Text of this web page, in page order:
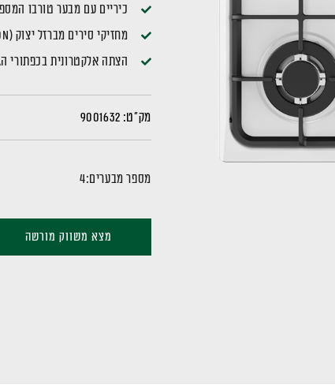
כיריים עם מבער טורבו
מחזיקי סירים מברזל יצוק (CAST IRON)
הצתה אלקטרונית בכפתורי
מק"ט: 9001632
מספר מבערים:4
מצא משווק מורשה